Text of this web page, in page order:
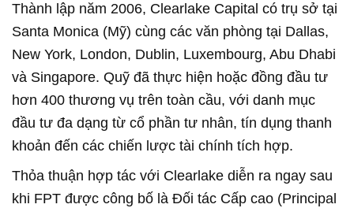
Thành lập năm 2006, Clearlake Capital có trụ sở tại
Santa Monica (Mỹ) cùng các văn phòng tại Dallas,
New York, London, Dublin, Luxembourg, Abu Dhabi
và Singapore. Quỹ đã thực hiện hoặc đồng đầu tư
hơn 400 thương vụ trên toàn cầu, với danh mục
đầu tư đa dạng từ cổ phần tư nhân, tín dụng thanh
khoản đến các chiến lược tài chính tích hợp.
Thỏa thuận hợp tác với Clearlake diễn ra ngay sau
khi FPT được công bố là Đối tác Cấp cao (Principal